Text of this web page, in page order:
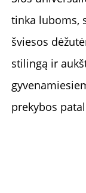
tinka luboms,
šviesos
stilingą ir
prekybos